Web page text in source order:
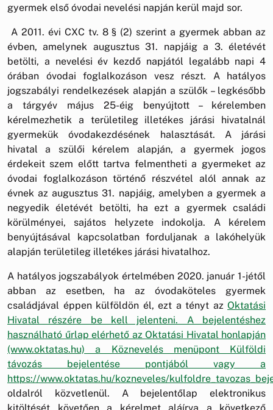
gyermek első óvodai nevelési napján kerül majd sor.
A 2011. évi CXC tv. 8 § (2) szerint a gyermek abban az
évben, amelynek augusztus 31. napjáig a 3. életévét
betölti, a nevelési év kezdő napjától legalább napi 4
órában óvodai foglalkozáson vesz részt. A hatályos
jogszabályi rendelkezések alapján a szülők – legkésőbb
a tárgyév május 25-éig benyújtott – kérelemben
kérelmezhetik a területileg illetékes járási hivatalnál
gyermekük óvodakezdésének halasztását. A járási
hivatal a szülői kérelem alapján, a gyermek jogos
érdekeit szem előtt tartva felmentheti a gyermeket az
óvodai foglalkozáson történő részvétel alól annak az
évnek az augusztus 31. napjáig, amelyben a gyermek a
negyedik életévét betölti, ha ezt a gyermek családi
körülményei, sajátos helyzete indokolja. A kérelem
benyújtásával kapcsolatban forduljanak a lakóhelyük
alapján területileg illetékes járási hivatalhoz.
A hatályos jogszabályok értelmében 2020. január 1-jétől
abban az esetben, ha az óvodaköteles gyermek
családjával éppen külföldön él, ezt a tényt az Oktatási
Hivatal részére be kell jelenteni. A bejelentéshez
használható űrlap elérhető az Oktatási Hivatal honlapján
(www.oktatas.hu) a Köznevelés menüpont Külföldi
távozás bejelentése pontjából vagy a
https://www.oktatas.hu/kozneveles/
oldalról közvetlenül. A bejelentőlap elektronikus
kitöltését követően a kérelmet aláírva a következő